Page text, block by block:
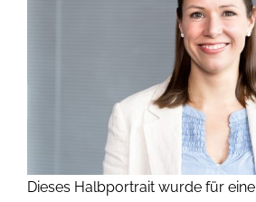
Dieses Halbportrait wurde für eine